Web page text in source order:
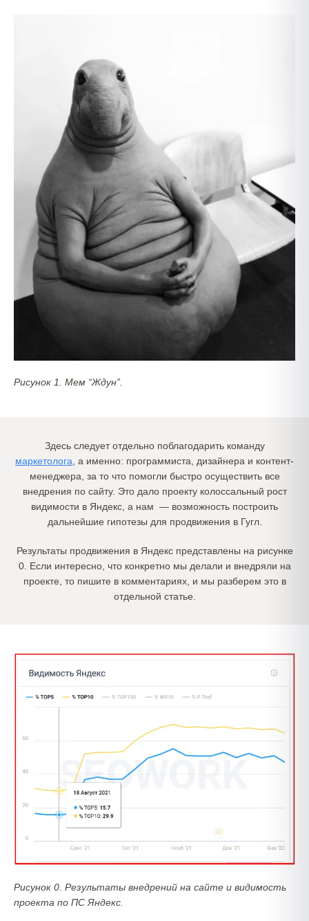
Рисунок 1. Мем “Ждун”.
Здесь следует отдельно поблагодарить команду
маркетолога , а именно: программиста, дизайнера и контент-
менеджера, за то что помогли быстро осуществить все
внедрения по сайту. Это дало проекту колоссальный рост
видимости в Яндекс, а нам — возможность построить
дальнейшие гипотезы для продвижения в Гугл.
Результаты продвижения в Яндекс представлены на рисунке
0. Если интересно, что конкретно мы делали и внедряли на
проекте, то пишите в комментариях, и мы разберем это в
отдельной статье.
Рисунок 0. Результаты внедрений на сайте и видимость
проекта по ПС Яндекс.